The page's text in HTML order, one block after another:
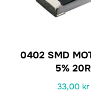
0402 SMD
5% 20R
33,00kr